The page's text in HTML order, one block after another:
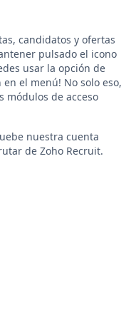
candidatos y ofertas
pulsado el icono
usar la opción de
el menú! No solo eso,
módulos de acceso
nuestra cuenta
de Zoho Recruit.